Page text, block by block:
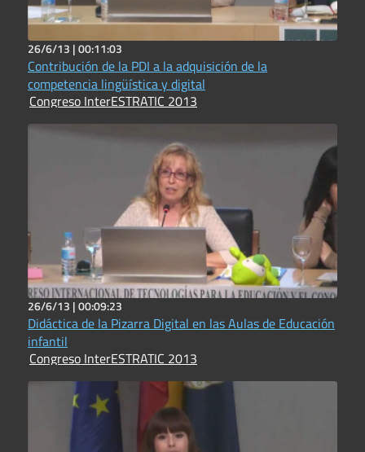
26/6/13 |00:11:03
Contribución de la PDI a la adquisición de la
competencia lingüística y digital
Congreso InterESTRATIC 2013
26/6/13 |00:09:23
Didáctica de la Pizarra Digital en las Aulas de Educación
infantil
Congreso InterESTRATIC 2013